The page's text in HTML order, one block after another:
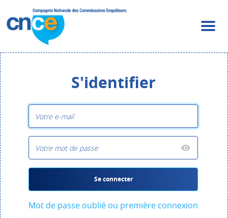
S'identifier
Se connecter
Mot de passe oublié ou première connexion